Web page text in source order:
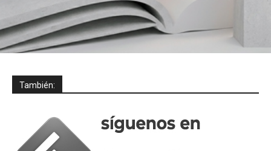
También: